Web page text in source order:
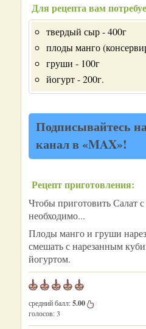
Для рецепта вам
твердый сыр - 400г
плоды манго
груши - 100г
йогурт - 200г.
Подписывайтесь
канал в «MAX»!
Рецепт приготовления:
Чтобы приготовить Салат
необходимо...
Плоды манго и груши
смешать с нарезанным
йогуртом.
средний балл:5.00
голосов:3